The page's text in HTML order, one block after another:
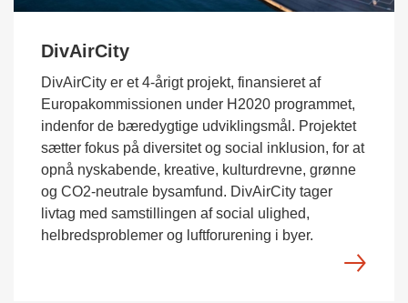
DivAirCity
DivAirCity er et 4-årigt projekt, finansieret af
Europakommissionen under H2020 programmet,
indenfor de bæredygtige udviklingsmål. Projektet
sætter fokus på diversitet og social inklusion, for at
opnå nyskabende, kreative, kulturdrevne, grønne
og CO2-neutrale bysamfund. DivAirCity tager
livtag med samstillingen af social ulighed,
helbredsproblemer og luftforurening i byer.